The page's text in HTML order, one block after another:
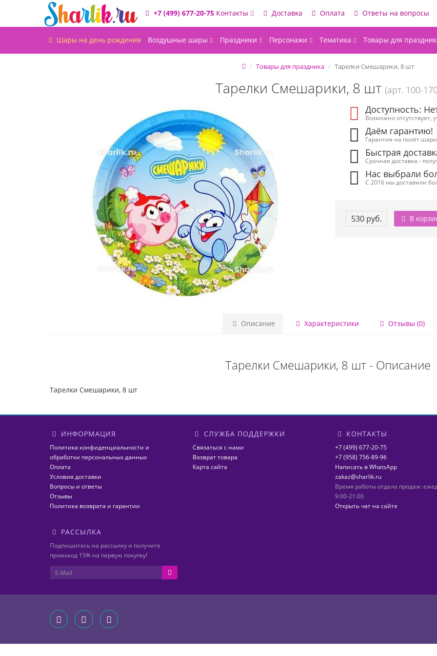
+7 (499) 677-20-75 Контакты Доставка Оплата Ответы на вопросы
Шары на день рождения Воздушные шары Праздники Персонажи Тематика Товары для
Товары для праздника Тарелки Смешарики, 8 шт
Тарелки Смешарики, 8 шт (арт. 100-
Доступность:
Возможно отсутствует,
Даём гарантию!
Гарантия на полёт
Быстрая
Срочная доставка -
Нас выбрали
С 2016 мы доставили
530 руб. В
Описание Характеристики Отзывы (0)
Тарелки Смешарики, 8 шт - Описание
Тарелки Смешарики, 8 шт
ИНФОРМАЦИЯ
Политика конфиденциальности и
обработки персональных данных
Оплата
Условия доставки
Вопросы и ответы
Отзывы
Политика возврата и гарантии
СЛУЖБА ПОДДЕРЖКИ
Связаться с нами
Возврат товара
Карта сайта
КОНТАКТЫ
+7 (499) 677-20-75
+7 (958) 756-89-96
Написать в WhatsApp
zakaz@sharlik.ru
Время работы отдела продаж:
9:00-21:00
Открыть чат на сайте
РАССЫЛКА
Подпишитесь на рассылку и получите
промокод 15% на первую покупку!